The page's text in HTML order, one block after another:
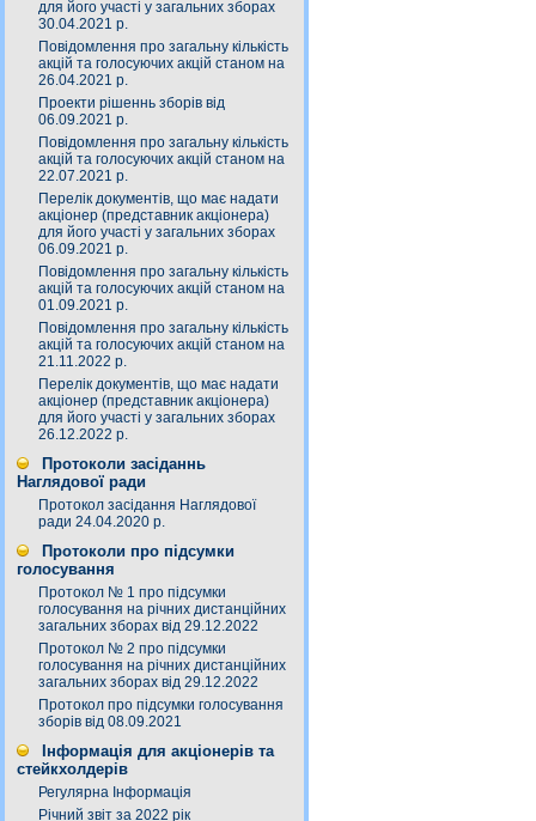
для його участі у загальних зборах
30.04.2021 р.
Повідомлення про загальну кількість
акцій та голосуючих акцій станом на
26.04.2021 р.
Проекти рішеннь зборів від
06.09.2021 р.
Повідомлення про загальну кількість
акцій та голосуючих акцій станом на
22.07.2021 р.
Перелік документів, що має надати
акціонер (представник акціонера)
для його участі у загальних зборах
06.09.2021 р.
Повідомлення про загальну кількість
акцій та голосуючих акцій станом на
01.09.2021 р.
Повідомлення про загальну кількість
акцій та голосуючих акцій станом на
21.11.2022 р.
Перелік документів, що має надати
акціонер (представник акціонера)
для його участі у загальних зборах
26.12.2022 р.
Протоколи засіданнь
Наглядової ради
Протокол засідання Наглядової
ради 24.04.2020 р.
Протоколи про підсумки
голосування
Протокол № 1 про підсумки
голосування на річних дистанційних
загальних зборах від 29.12.2022
Протокол № 2 про підсумки
голосування на річних дистанційних
загальних зборах від 29.12.2022
Протокол про підсумки голосування
зборів від 08.09.2021
Інформація для акціонерів та
стейкхолдерів
Регулярна Інформація
Річний звіт за 2022 рік